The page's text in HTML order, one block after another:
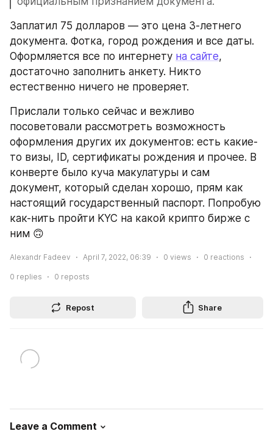
Заплатил 75 долларов — это цена 3-летнего
документа. Фотка, город рождения и все даты.
Оформляется все по интернету на сайте,
достаточно заполнить анкету. Никто
естественно ничего не проверяет.
Прислали только сейчас и вежливо
посоветовали рассмотреть возможность
оформления других их документов: есть какие-
то визы, ID, сертификаты рождения и прочее. В
конверте было куча макулатуры и сам
документ, который сделан хорошо, прям как
настоящий государственный паспорт. Попробую
как-нить пройти KYC на какой крипто бирже с
ним 🙃
Alexandr Fadeev April 7, 2022, 06:39 0 views 0 reactions
0 replies 0 reposts
Repost Share
Leave a Comment